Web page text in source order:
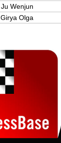
Ju Wenjun
Girya Olga